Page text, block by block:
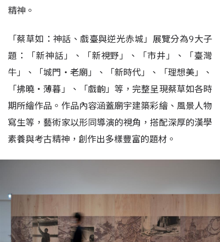
精神。
「蔡草如：神話、戲臺與逆光赤城」展覽分為9大子
題：「新神話」、「新視野」、「市井」、「臺灣
牛」、「城門‧老廟」、「新時代」、「理想美」、
「拂曉‧薄暮」、「戲齣」等，完整呈現蔡草如各時
期所繪作品。作品內容涵蓋廟宇建築彩繪、風景人物
寫生等，藝術家以形同導演的視角，搭配深厚的漢學
素養與考古精神，創作出多樣豐富的題材。